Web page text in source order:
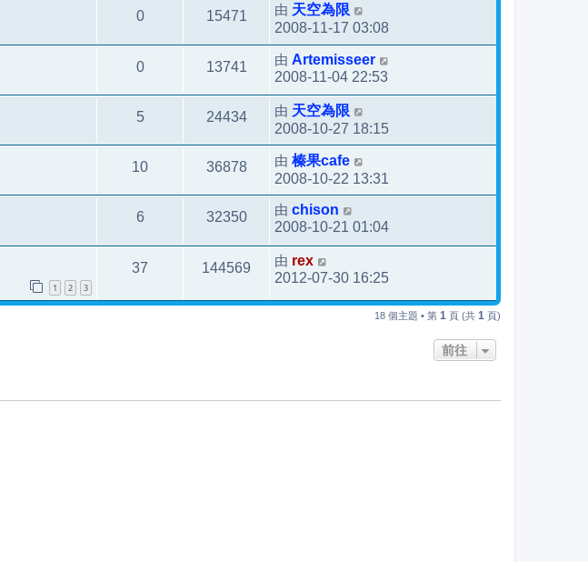
0 15471 由 天空為限
2008-11-17 03:08
0 13741 由 Artemisseer
2008-11-04 22:53
5 24434 由 天空為限
2008-10-27 18:15
10 36878 由 榛果cafe
2008-10-22 13:31
6 32350 由 chison
2008-10-21 01:04
1 2 3
37 144569 由 rex
2012-07-30 16:25
18 個主題 • 第 1 頁 (共 1 頁)
前往